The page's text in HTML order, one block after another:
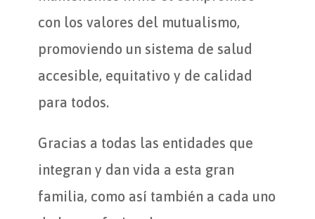
con los valores del mutualismo,
promoviendo un sistema de salud
accesible, equitativo y de calidad
para todos.
Gracias a todas las entidades que
integran y dan vida a esta gran
familia, como así también a cada uno